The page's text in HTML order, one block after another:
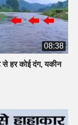
08:38
हर कोई दंग, यकीन